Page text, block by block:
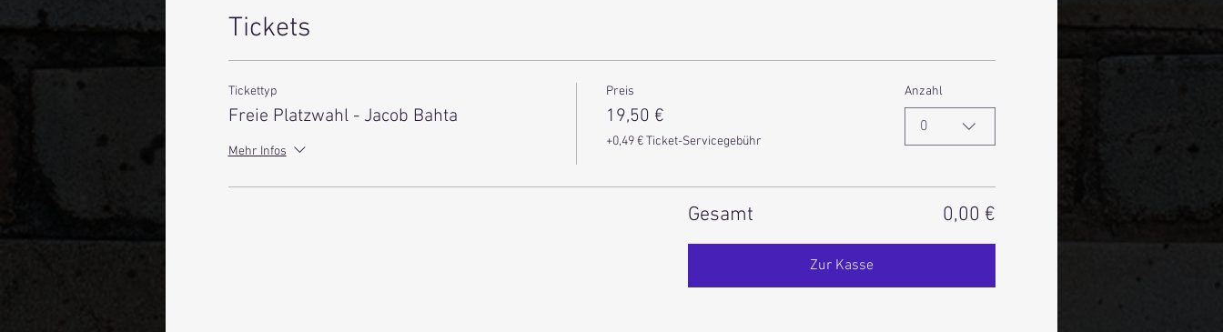
Tickets
Tickettyp
Freie Platzwahl - Jacob Bahta
Mehr Infos
Preis
19,50 €
+0,49 € Ticket-Servicegebühr
Anzahl
0
Gesamt 0,00 €
Zur Kasse